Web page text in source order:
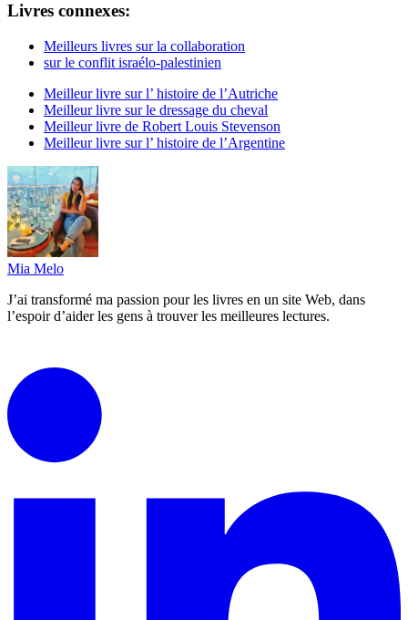
Livres connexes:
Meilleurs livres sur la collaboration
sur le conflit israélo-palestinien
Meilleur livre sur l’ histoire de l’Autriche
Meilleur livre sur le dressage du cheval
Meilleur livre de Robert Louis Stevenson
Meilleur livre sur l’ histoire de l’Argentine
Mia Melo
J’ai transformé ma passion pour les livres en un site Web, dans
l’espoir d’aider les gens à trouver les meilleures lectures.